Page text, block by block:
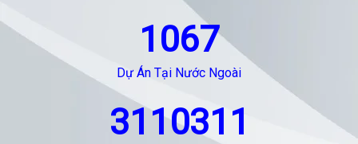
1067
Dự Án Tại Nước Ngoài
3110311